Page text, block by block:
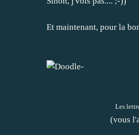
Et maintenant, pour la
Les
(vous